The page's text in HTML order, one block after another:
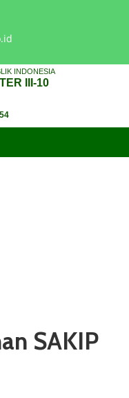
INDONESIA
III-10
SAKIP